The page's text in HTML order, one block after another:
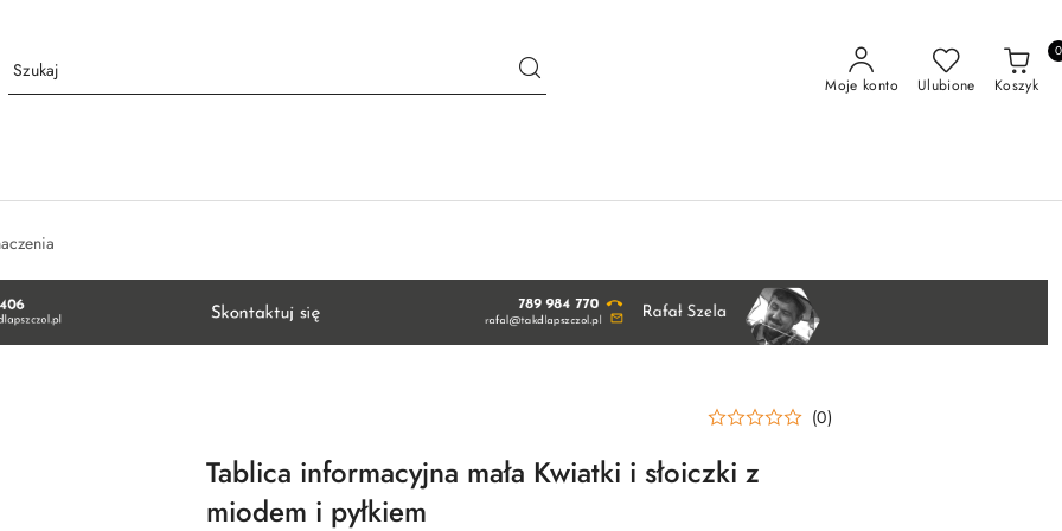
Moje konto Ulubione Koszyk
0
(0)
Tablica informacyjna mała Kwiatki i słoiczki z
miodem i pyłkiem